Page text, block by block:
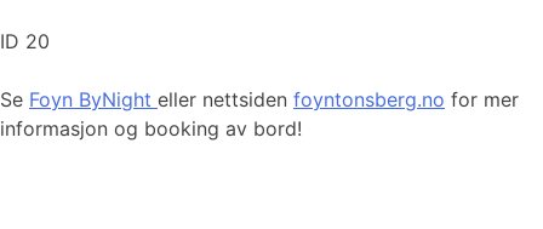
ID 20
Se Foyn ByNight eller nettsiden foyntonsberg.no for mer
informasjon og booking av bord!